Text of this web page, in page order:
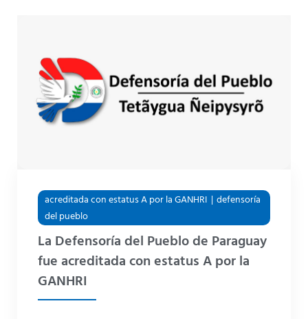
acreditada con estatus A por la GANHRI
defensoría
del pueblo
La Defensoría del Pueblo de Paraguay
fue acreditada con estatus A por la
GANHRI